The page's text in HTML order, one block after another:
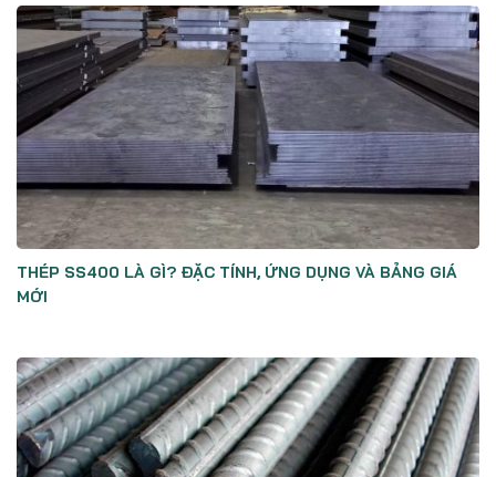
THÉP SS400 LÀ GÌ? ĐẶC TÍNH, ỨNG DỤNG VÀ BẢNG GIÁ
MỚI